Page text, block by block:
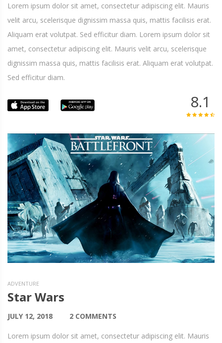
Lorem ipsum dolor sit amet, consectetur adipiscing elit. Mauris
velit arcu, scelerisque dignissim massa quis, mattis facilisis erat.
Aliquam erat volutpat. Sed efficitur diam. Lorem ipsum dolor sit
amet, consectetur adipiscing elit. Mauris velit arcu, scelerisque
dignissim massa quis, mattis facilisis erat. Aliquam erat volutpat.
Sed efficitur diam.
8.1
ADVENTURE
Star Wars
JULY 12, 2018 2 COMMENTS
Lorem ipsum dolor sit amet, consectetur adipiscing elit. Mauris